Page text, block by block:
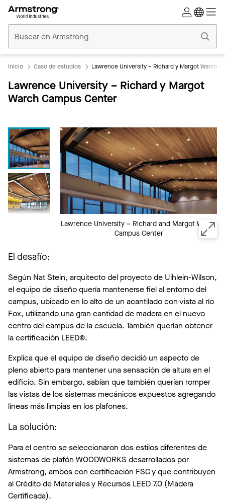
Comerciales
Inicio
Inicio Caso de estudios Lawrence University – Richard y Margot Warch
Lawrence University – Richard y Margot
Warch Campus Center
Lawrence University – Richard and Margot Warch
Campus Center
El desafío:
Según Nat Stein, arquitecto del proyecto de Uihlein-Wilson,
el equipo de diseño quería mantenerse fiel al entorno del
campus, ubicado en lo alto de un acantilado con vista al río
Fox, utilizando una gran cantidad de madera en el nuevo
centro del campus de la escuela. También querían obtener
la certificación LEED®.
Explica que el equipo de diseño decidió un aspecto de
pleno abierto para mantener una sensación de altura en el
edificio. Sin embargo, sabían que también querían romper
las vistas de los sistemas mecánicos expuestos agregando
líneas más limpias en los plafones.
La solución:
Para el centro se seleccionaron dos estilos diferentes de
sistemas de plafón WOODWORKS desarrollados por
Armstrong, ambos con certificación FSC y que contribuyen
al Crédito de Materiales y Recursos LEED 7.0 (Madera
Certificada).